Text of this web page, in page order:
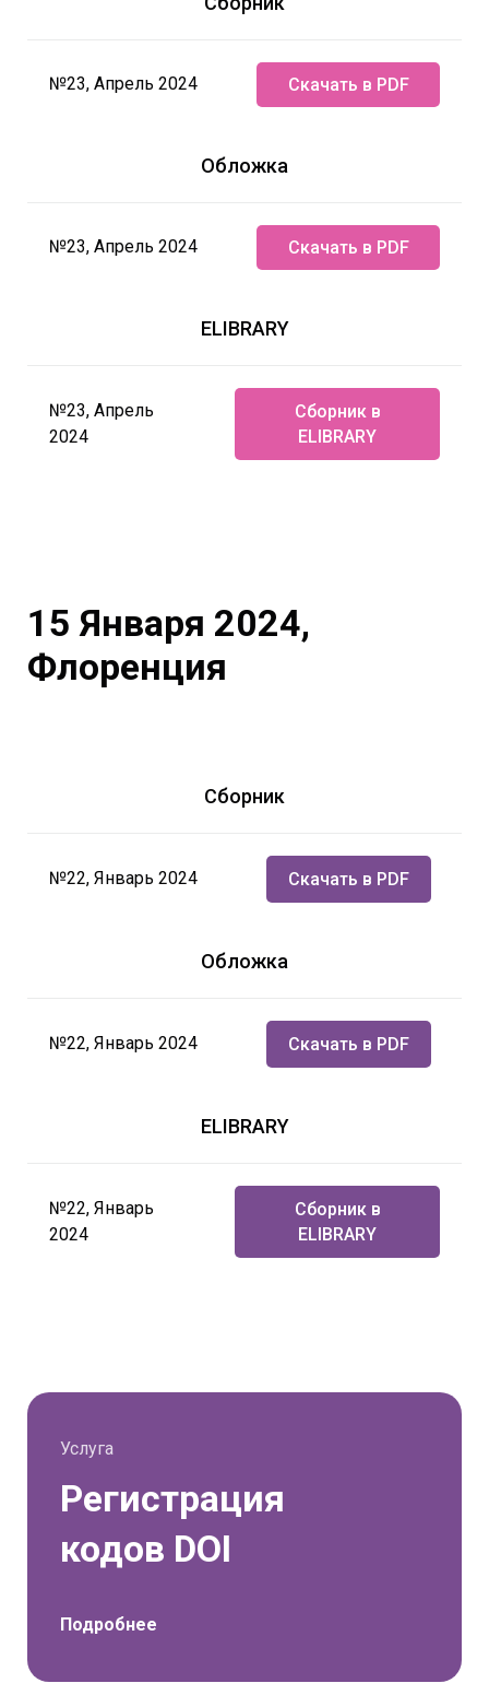
№23, Апрель 2024 Скачать в PDF
Обложка
№23, Апрель 2024 Скачать в PDF
ELIBRARY
№23, Апрель
2024
Сборник в
ELIBRARY
15 Января 2024,
Флоренция
Сборник
№22, Январь 2024 Скачать в PDF
Обложка
№22, Январь 2024 Скачать в PDF
ELIBRARY
№22, Январь
2024
Сборник в
ELIBRARY
Услуга
Регистрация
кодов DOI
Подробнее